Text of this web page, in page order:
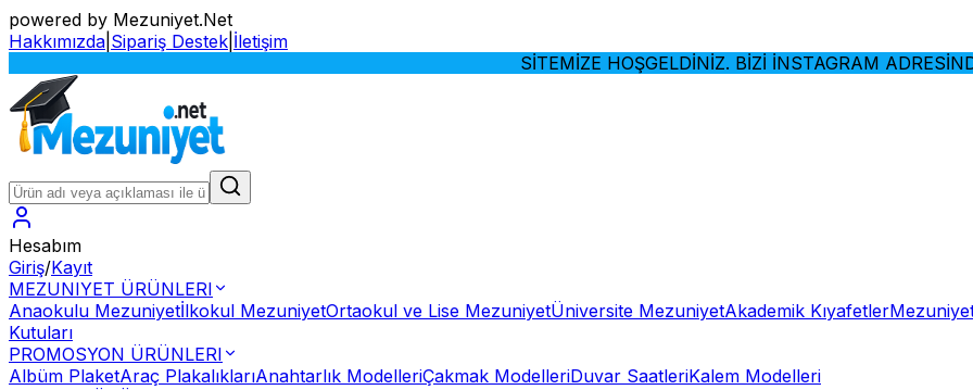
powered by Mezuniyet.Net
Hakkımızda Sipariş Destek İletişim
SİTEMİZE HOŞGELDİNİZ. BİZİ İNSTAGRAM
Hesabım
Giriş/Kayıt
MEZUNIYET ÜRÜNLERI
Anaokulu Mezuniyetİlkokul MezuniyetOrtaokul ve Lise MezuniyetÜniversite MezuniyetAkademik Kıyafetler
Kutuları
PROMOSYON ÜRÜNLERI
Albüm PlaketAraç PlakalıklarıAnahtarlık ModelleriÇakmak ModelleriDuvar SaatleriKalem Modelleri